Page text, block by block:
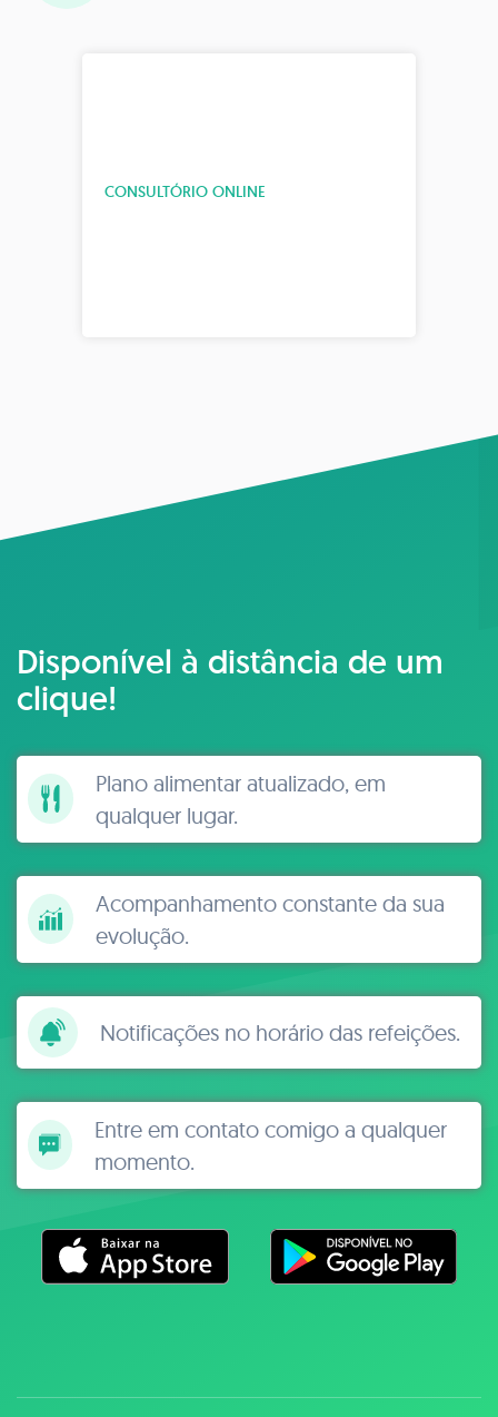
CONSULTÓRIO ONLINE
Disponível à distância de um
clique!
Plano alimentar atualizado, em
qualquer lugar.
Acompanhamento constante da sua
evolução.
Notificações no horário das refeições.
Entre em contato comigo a qualquer
momento.